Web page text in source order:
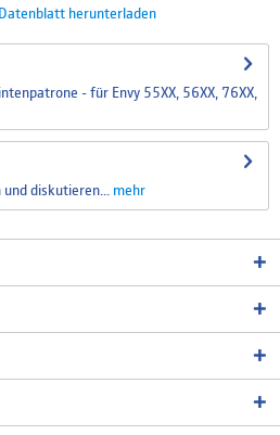
herunterladen
- für Envy 55XX, 56XX, 76XX,
diskutieren...
mehr